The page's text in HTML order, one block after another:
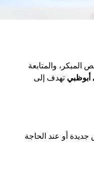
والمتابعة
تهدف إلى
أو عند الحاجة